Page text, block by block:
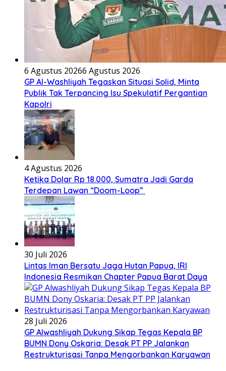
6 Agustus 20266 Agustus 2026
GP Al-Washliyah Tegaskan Situasi Solid, Minta
Publik Tak Terpancing Isu Spekulatif Pergantian
Kapolri
4 Agustus 2026
Ketika Dolar Rp 18.000, Sumatra Jadi Garda
Terdepan Lawan “Doom-Loop”
30 Juli 2026
Lintas Iman Bersatu Jaga Hutan Papua, IRI
Indonesia Resmikan Chapter Papua Barat Daya
28 Juli 2026
GP Alwashliyah Dukung Sikap Tegas Kepala BP
BUMN Dony Oskaria: Desak PT PP Jalankan
Restrukturisasi Tanpa Mengorbankan Karyawan